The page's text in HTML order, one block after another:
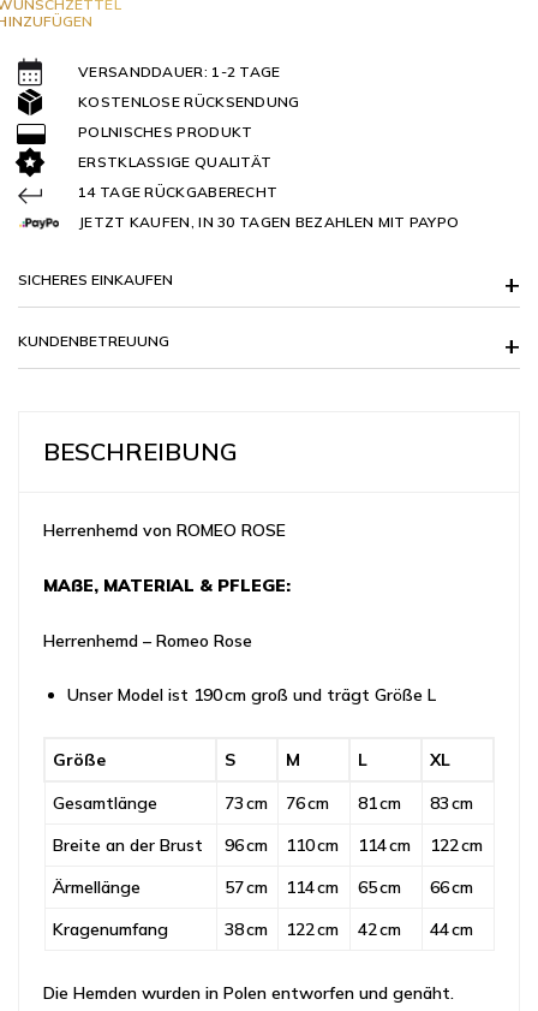
VERSANDDAUER: 1-2 TAGE
KOSTENLOSE RÜCKSENDUNG
POLNISCHES PRODUKT
ERSTKLASSIGE QUALITÄT
14 TAGE RÜCKGABERECHT
JETZT KAUFEN, IN 30 TAGEN BEZAHLEN MIT PAYPO
SICHERES EINKAUFEN
KUNDENBETREUUNG
BESCHREIBUNG
Herrenhemd von ROMEO ROSE
MAẞE, MATERIAL & PFLEGE:
Herrenhemd – Romeo Rose
Unser Model ist 190 cm groß und trägt Größe L
Größe S M L
XL
Gesamtlänge
73 cm 76 cm 81 cm
83 cm
Breite an der Brust
96 cm 110 cm 114 cm
122 cm
Ärmellänge
57 cm 114 cm 65 cm
66 cm
Kragenumfang
38 cm 122 cm 42 cm 44 cm
Die Hemden wurden in Polen entworfen und genäht.